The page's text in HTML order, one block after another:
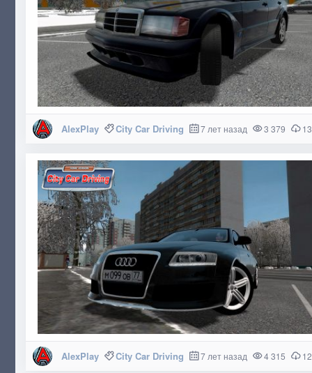
AlexPlay City Car Driving 7 лет назад 3 379
AlexPlay City Car Driving 7 лет назад 4 315